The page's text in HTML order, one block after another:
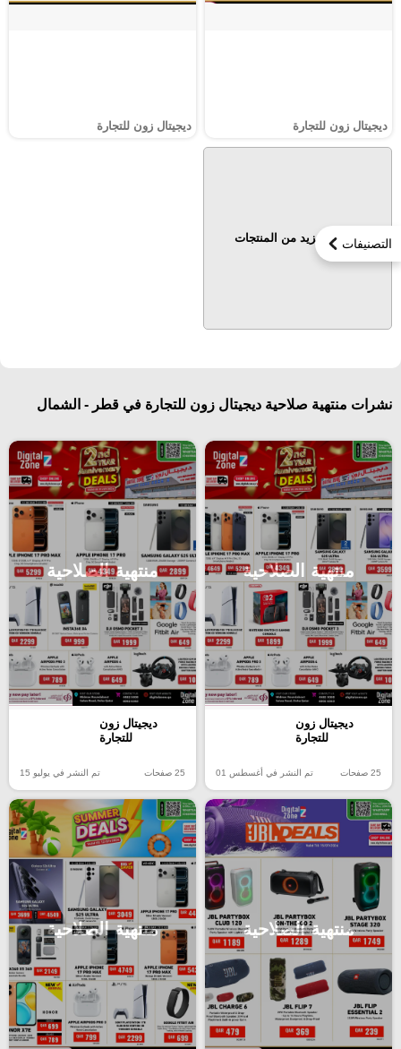
التصنيفات
ديجيتال زون للتجارة ديجيتال زون للتجارة
عرض المزيد من المنتجات
نشرات منتهية صلاحية ديجيتال زون للتجارة في قطر - الشمال
منتهية الصلاحية
ديجيتال زون
للتجارة
25 صفحات تم النشر في أغسطس 01
منتهية الصلاحية
ديجيتال زون
للتجارة
25 صفحات تم النشر في يوليو 15
منتهية الصلاحية منتهية الصلاحية